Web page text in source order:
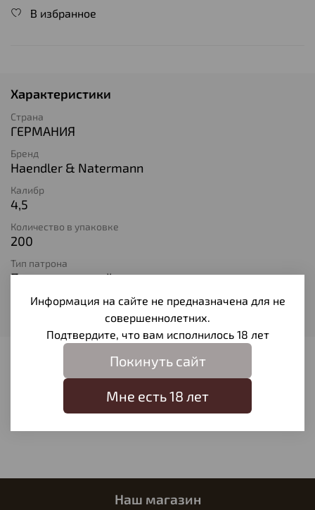
В избранное
Характеристики
Страна
ГЕРМАНИЯ
Бренд
Haendler & Natermann
Калибр
4,5
Количество в упаковке
200
Тип патрона
Пневматический
Вес пули
Отзывов еще никто не оставлял
Наш магазин
Информация на сайте не предназначена для не
совершеннолетних.
Подтвердите, что вам исполнилось 18 лет
Покинуть сайт
Мне есть 18 лет